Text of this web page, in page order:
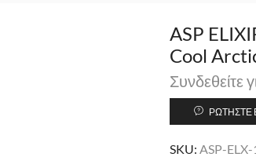
ASP
Cool
Συνδεθείτε
ΡΩΤΉΣΤΕ
SKU: ASP-ELX-